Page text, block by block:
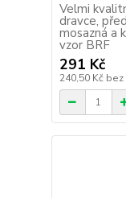
Velmi
dravce,
mosazná a
vzor BRF
291 Kč
240,50 Kč bez